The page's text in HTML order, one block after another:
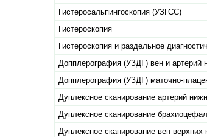
Гистеросальпингоскопия (УЗГСС)
Гистероскопия
Гистероскопия и раздельное
Допплерография (УЗДГ) вен и артерий
Допплерография (УЗДГ) маточно-
Дуплексное сканирование артерий
Дуплексное сканирование
Дуплексное сканирование вен верхних